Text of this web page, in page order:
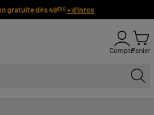
gratuite dès 49€90 + d'infos
ComptePanier